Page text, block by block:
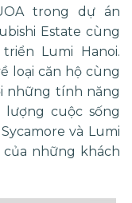
trong dự án
Estate cùng
Lumi Hanoi.
loại căn hộ cùng
những tính năng
cuộc sống
và Lumi
những khách